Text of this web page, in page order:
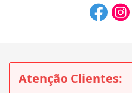
Atenção Clientes: